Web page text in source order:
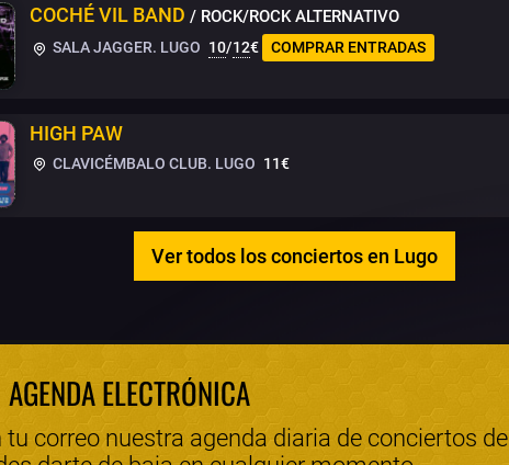
COCHÉ VIL BAND / ROCK/ROCK ALTERNATIVO
SALA JAGGER. LUGO 10/12€ COMPRAR ENTRADAS
HIGH PAW
CLAVICÉMBALO CLUB. LUGO 11€
Ver todos los conciertos en Lugo
AGENDA ELECTRÓNICA
tu correo nuestra agenda diaria de conciertos de